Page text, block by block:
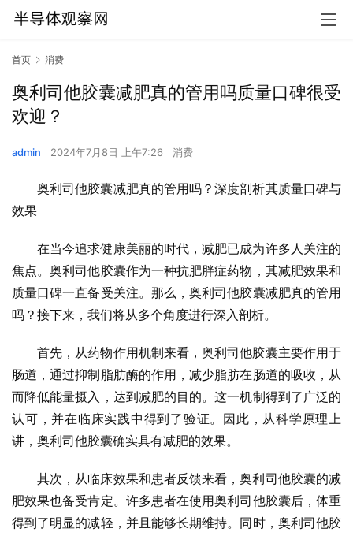
首页 消费
奥利司他胶囊减肥真的管用吗质量口碑很受
欢迎？
admin 2024年7月8日 上午7:26 消费
奥利司他胶囊减肥真的管用吗？深度剖析其质量口碑与
效果
在当今追求健康美丽的时代，减肥已成为许多人关注的
焦点。奥利司他胶囊作为一种抗肥胖症药物，其减肥效果和
质量口碑一直备受关注。那么，奥利司他胶囊减肥真的管用
吗？接下来，我们将从多个角度进行深入剖析。
首先，从药物作用机制来看，奥利司他胶囊主要作用于
肠道，通过抑制脂肪酶的作用，减少脂肪在肠道的吸收，从
而降低能量摄入，达到减肥的目的。这一机制得到了广泛的
认可，并在临床实践中得到了验证。因此，从科学原理上
讲，奥利司他胶囊确实具有减肥的效果。
其次，从临床效果和患者反馈来看，奥利司他胶囊的减
肥效果也备受肯定。许多患者在使用奥利司他胶囊后，体重
得到了明显的减轻，并且能够长期维持。同时，奥利司他胶